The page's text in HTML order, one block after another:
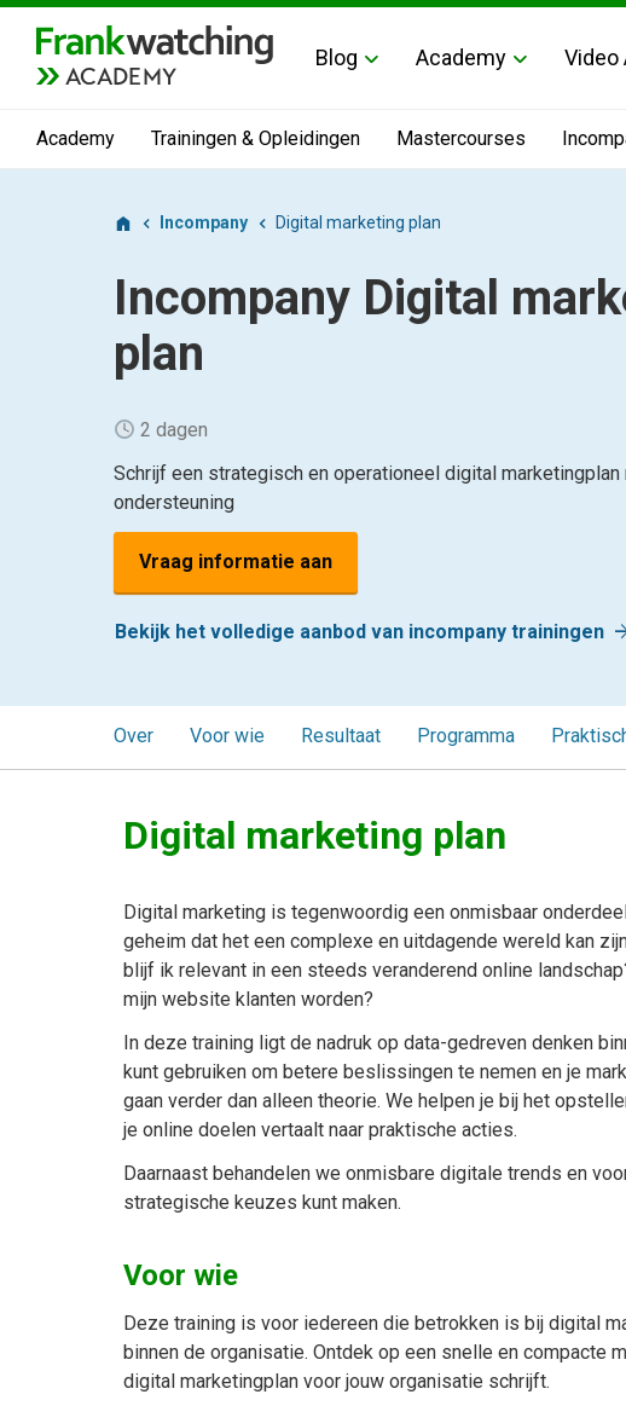
ACADEMY
Blog Academy Video
Academy Trainingen & Opleidingen Mastercourses
Incompany Digital marketing plan
Incompany Digital
plan
2 dagen
Schrijf een strategisch en operationeel digital marketingplan
ondersteuning
Vraag informatie aan
Bekijk het volledige aanbod van incompany trainingen
Over Voor wie Resultaat Programma
Digital marketing plan
Digital marketing is tegenwoordig een onmisbaar
geheim dat het een complexe en uitdagende wereld kan
blijf ik relevant in een steeds veranderend online
mijn website klanten worden?
In deze training ligt de nadruk op data-gedreven denken
kunt gebruiken om betere beslissingen te nemen en je
gaan verder dan alleen theorie. We helpen je bij het
je online doelen vertaalt naar praktische acties.
Daarnaast behandelen we onmisbare digitale trends en
strategische keuzes kunt maken.
Voor wie
Deze training is voor iedereen die betrokken is bij digital
binnen de organisatie. Ontdek op een snelle en compacte
digital marketingplan voor jouw organisatie schrijft.